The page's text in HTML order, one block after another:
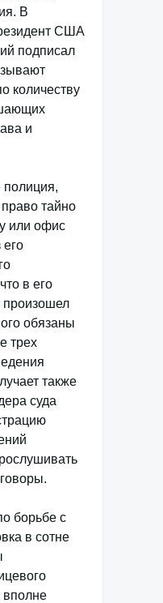
В
США
подписал
количеству
и
полиция,
тайно
или офис
его
в его
произошел
обязаны
трех
также
суда
борьбе с
в сотне
вполне